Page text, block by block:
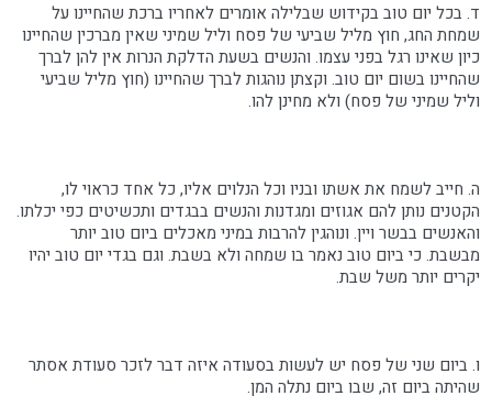
ד. בכל יום טוב בקידוש שבלילה אומרים לאחריו ברכת שהחיינו על
שמחת החג, חוץ מליל שביעי של פסח וליל שמיני שאין מברכין שהחיינו
כיון שאינו רגל בפני עצמו. והנשים בשעת הדלקת הנרות אין להן לברך
שהחיינו בשום יום טוב. וקצתן נוהגות לברך שהחיינו (חוץ מליל שביעי
וליל שמיני של פסח) ולא מחינן להו.
ה. חייב לשמח את אשתו ובניו וכל הנלוים אליו, כל אחד כראוי לו,
הקטנים נותן להם אגוזים ומגדנות והנשים בבגדים ותכשיטים כפי יכלתו.
והאנשים בבשר ויין. ונוהגין להרבות במיני מאכלים ביום טוב יותר
מבשבת. כי ביום טוב נאמר בו שמחה ולא בשבת. וגם בגדי יום טוב יהיו
יקרים יותר משל שבת.
ו. ביום שני של פסח יש לעשות בסעודה איזה דבר לזכר סעודת אסתר
שהיתה ביום זה, שבו ביום נתלה המן.